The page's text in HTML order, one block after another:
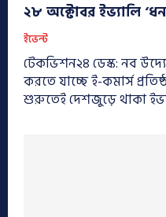
২৮ অক্টোবর ইভ্যালি
ইভেন্ট
টেকভিশন২৪ ডেস্ক: নব
করতে যাচ্ছে ই-কমার্স
শুরুতেই দেশজুড়ে থাকা